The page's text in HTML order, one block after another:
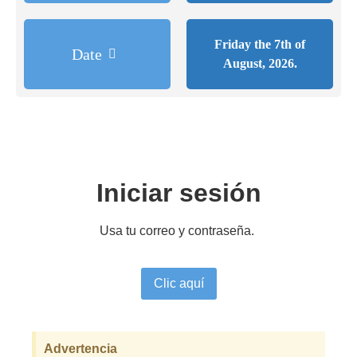
Date
Friday the 7th of
August, 2026.
Iniciar sesión
Usa tu correo y contraseña.
Clic aquí
Advertencia